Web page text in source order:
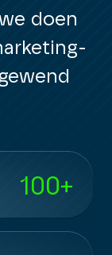
doen
100+